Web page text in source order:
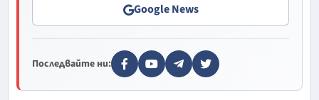
Google News
Последвайте ни: